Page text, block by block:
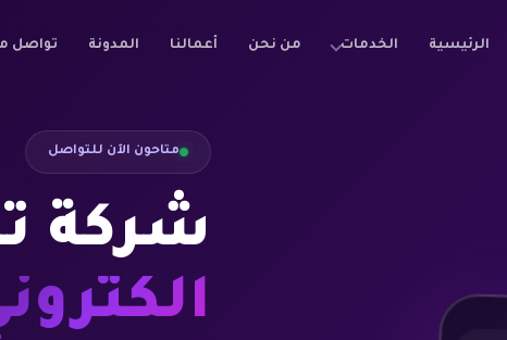
الرئيسية الخدمات من نحن أعمالنا المدونة تواصل
متاحون الآن للتواصل
شركة